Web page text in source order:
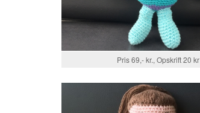
Pris 69,- kr., Opskrift 20 kr